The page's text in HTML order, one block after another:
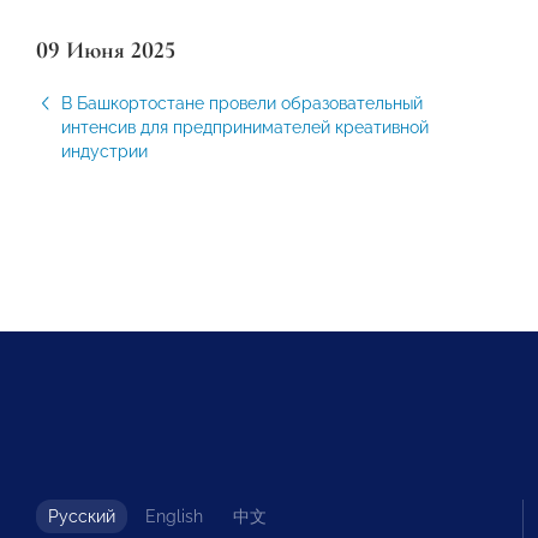
09 Июня 2025
В Башкортостане провели образовательный
интенсив для предпринимателей креативной
индустрии
Русский English 中文